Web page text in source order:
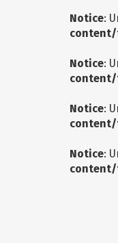
Notice:
Notice:
Notice:
Notice: